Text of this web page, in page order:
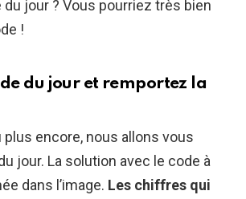
du jour ? Vous pourriez très bien
!
du jour et remportez la
plus encore, nous allons vous
jour. La solution avec le code à
dans l’image. Les chiffres qui